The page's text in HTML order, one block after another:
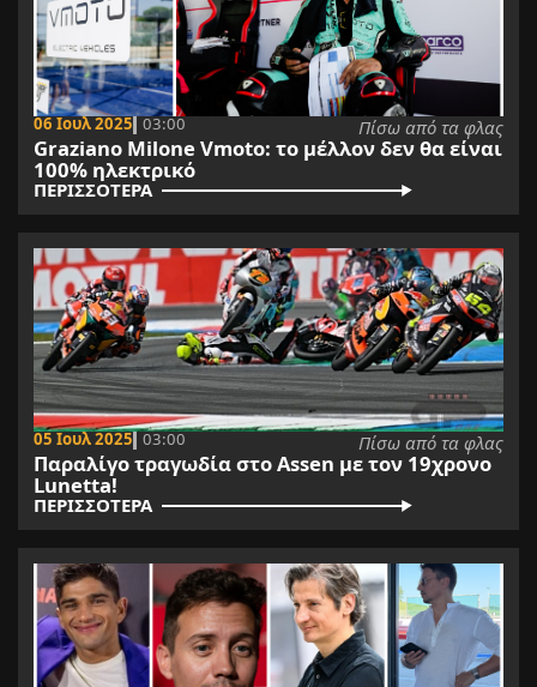
06 Ιουλ 2025 03:00 Πίσω από τα φλας
Graziano Milone Vmoto: το μέλλον δεν θα είναι
100% ηλεκτρικό
ΠΕΡΙΣΣΟΤΕΡΑ
05 Ιουλ 2025 03:00 Πίσω από τα φλας
Παραλίγο τραγωδία στο Assen με τον 19χρονο
Lunetta!
ΠΕΡΙΣΣΟΤΕΡΑ